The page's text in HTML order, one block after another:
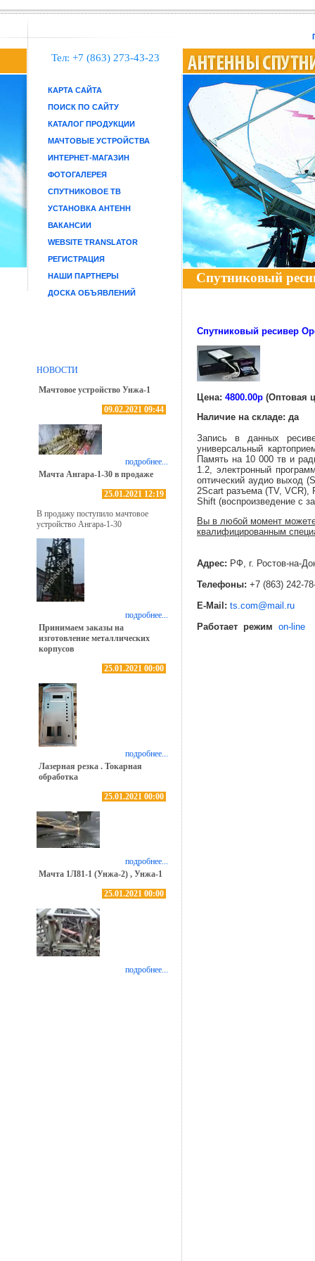
Тел: +7 (863) 273-43-23
КАРТА САЙТА
ПОИСК ПО САЙТУ
КАТАЛОГ ПРОДУКЦИИ
МАЧТОВЫЕ УСТРОЙСТВА
ИНТЕРНЕТ-МАГАЗИН
ФОТОГАЛЕРЕЯ
СПУТНИКОВОЕ ТВ
УСТАНОВКА АНТЕНН
ВАКАНСИИ
WEBSITE TRANSLATOR
РЕГИСТРАЦИЯ
НАШИ ПАРТНЕРЫ
ДОСКА ОБЪЯВЛЕНИЙ
НОВОСТИ
Мачтовое устройство Унжа-1
09.02.2021 09:44
подробнее...
Мачта Ангара-1-30 в продаже
25.01.2021 12:19
В продажу поступило мачтовое
устройство Ангара-1-30
подробнее...
Принимаем заказы на
изготовление металлических
корпусов
25.01.2021 00:00
подробнее...
Лазерная резка . Токарная
обработка
25.01.2021 00:00
подробнее...
Мачта 1Л81-1 (Унжа-2) , Унжа-1
25.01.2021 00:00
подробнее...
Спутниковый
Спутниковый ресивер
Цена: 4800.00р (Оптовая
Наличие на складе: да
Запись в данных
универсальный
Память на 10 000 тв и
1.2, электронный
оптический аудио выход
2Scart разъема (TV, VCR),
Shift (воспроизведение с
Вы в любой момент
квалифицированным
Адрес: РФ, г. Ростов-на-
Телефоны: +7 (863) 242-
E-Mail: ts.com@mail.ru
Работает режим on-line